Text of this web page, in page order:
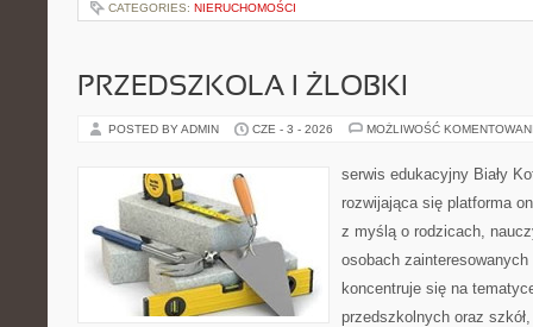
CATEGORIES: NIERUCHOMOŚCI
PRZEDSZKOLA I ŻLOBKI
POSTED BY ADMIN CZE - 3 - 2026 MOŻLIWOŚĆ
serwis edukacyjny Biały
rozwijająca się platforma
z myślą o rodzicach,
osobach
koncentruje się na
przedszkolnych oraz